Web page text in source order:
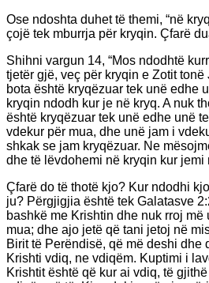
Ose ndoshta duhet të themi, “në
çojë tek mburrja për kryqin. Çfarë
Shihni vargun 14, “Mos ndodhtë
tjetër gjë, veç për kryqin e Zotit
bota është kryqëzuar tek unë edhe
kryqin ndodh kur je në kryq. A nuk
është kryqëzuar tek unë edhe unë
vdekur për mua, dhe unë jam i
shkak se jam kryqëzuar. Ne
dhe të lëvdohemi në kryqin kur jemi
Çfarë do të thotë kjo? Kur ndodhi
ju? Përgjigjia është tek Galatasve
bashkë me Krishtin dhe nuk rroj më
mua; dhe ajo jetë që tani jetoj në
Birit të Perëndisë, që më deshi dhe
Krishti vdiq, ne vdiqëm. Kuptimi i
Krishtit është që kur ai vdiq, të